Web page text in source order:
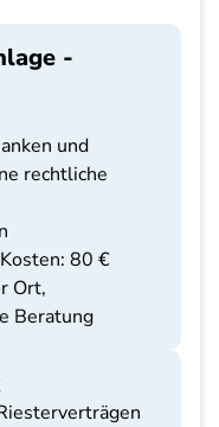
-
und
rechtliche
Kosten: 80 €
Ort,
Beratung